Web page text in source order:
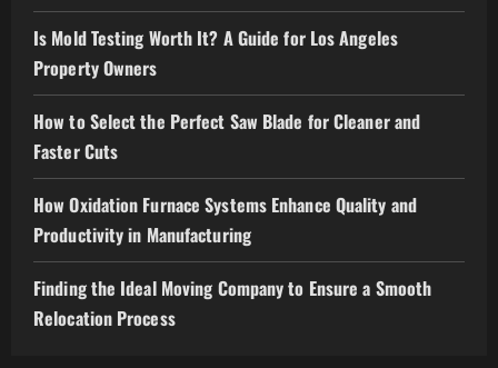
Is Mold Testing Worth It? A Guide for Los Angeles
Property Owners
How to Select the Perfect Saw Blade for Cleaner and
Faster Cuts
How Oxidation Furnace Systems Enhance Quality and
Productivity in Manufacturing
Finding the Ideal Moving Company to Ensure a Smooth
Relocation Process